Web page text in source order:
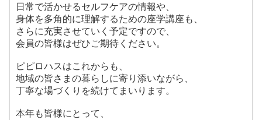
日常で活かせるセルフケアの情報や、
身体を多角的に理解するための座学講座も、
さらに充実させていく予定ですので、
会員の皆様はぜひご期待ください。
ピピロハスはこれからも、
地域の皆さまの暮らしに寄り添いながら、
丁寧な場づくりを続けてまいります。
本年も皆様にとって、